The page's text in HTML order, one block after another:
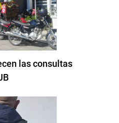
las consultas